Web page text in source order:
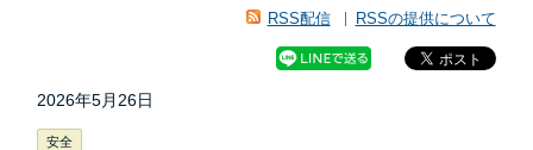
RSS配信 RSSの提供について
2026年5月26日
安全